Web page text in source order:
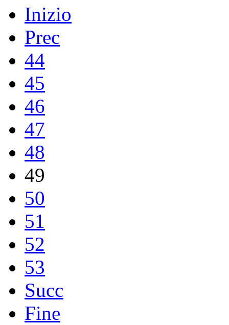
Inizio
Prec
44
45
46
47
48
49
50
51
52
53
Succ
Fine